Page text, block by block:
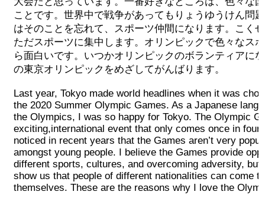
ことです。世界中で戦争があってもりょうゆうけん問
はそのことを忘れて、スポーツ仲間になります。こく
ただスポーツに集中します。オリンピックで色々なス
ら面白いです。いつかオリンピックのボランティアに
の東京オリンピックをめざしてがんばります。
Last year, Tokyo made world headlines when it was
the 2020 Summer Olympic Games. As a Japanese
the Olympics, I was so happy for Tokyo. The Olympic
exciting,international event that only comes once in four
noticed in recent years that the Games aren’t very
amongst young people. I believe the Games provide
different sports, cultures, and overcoming adversity, but
show us that people of different nationalities can come
themselves. These are the reasons why I love the